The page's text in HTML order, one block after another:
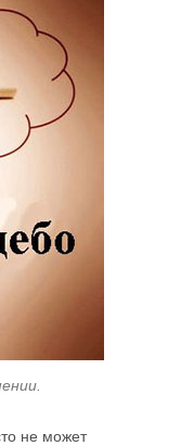
не может